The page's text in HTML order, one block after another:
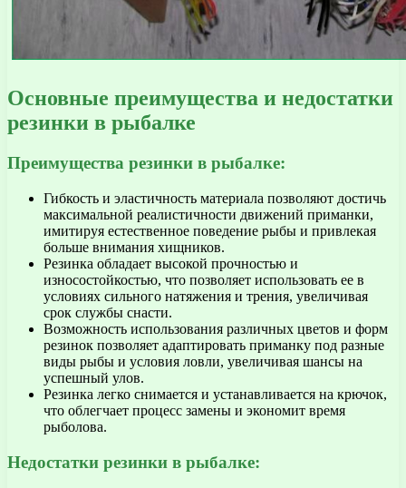
Основные преимущества и недостатки
резинки в рыбалке
Преимущества резинки в рыбалке:
Гибкость и эластичность материала позволяют достичь
максимальной реалистичности движений приманки,
имитируя естественное поведение рыбы и привлекая
больше внимания хищников.
Резинка обладает высокой прочностью и
износостойкостью, что позволяет использовать ее в
условиях сильного натяжения и трения, увеличивая
срок службы снасти.
Возможность использования различных цветов и форм
резинок позволяет адаптировать приманку под разные
виды рыбы и условия ловли, увеличивая шансы на
успешный улов.
Резинка легко снимается и устанавливается на крючок,
что облегчает процесс замены и экономит время
рыболова.
Недостатки резинки в рыбалке: